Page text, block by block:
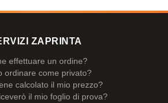
ZAPRINTA
effettuare un ordine?
ordinare come privato?
calcolato il mio prezzo?
il mio foglio di prova?